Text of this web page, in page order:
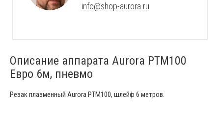
info@shop-aurora.ru
Описание аппарата Aurora PTM100
Евро 6м, пневмо
Резак плазменный Aurora PTM100, шлейф 6 метров.